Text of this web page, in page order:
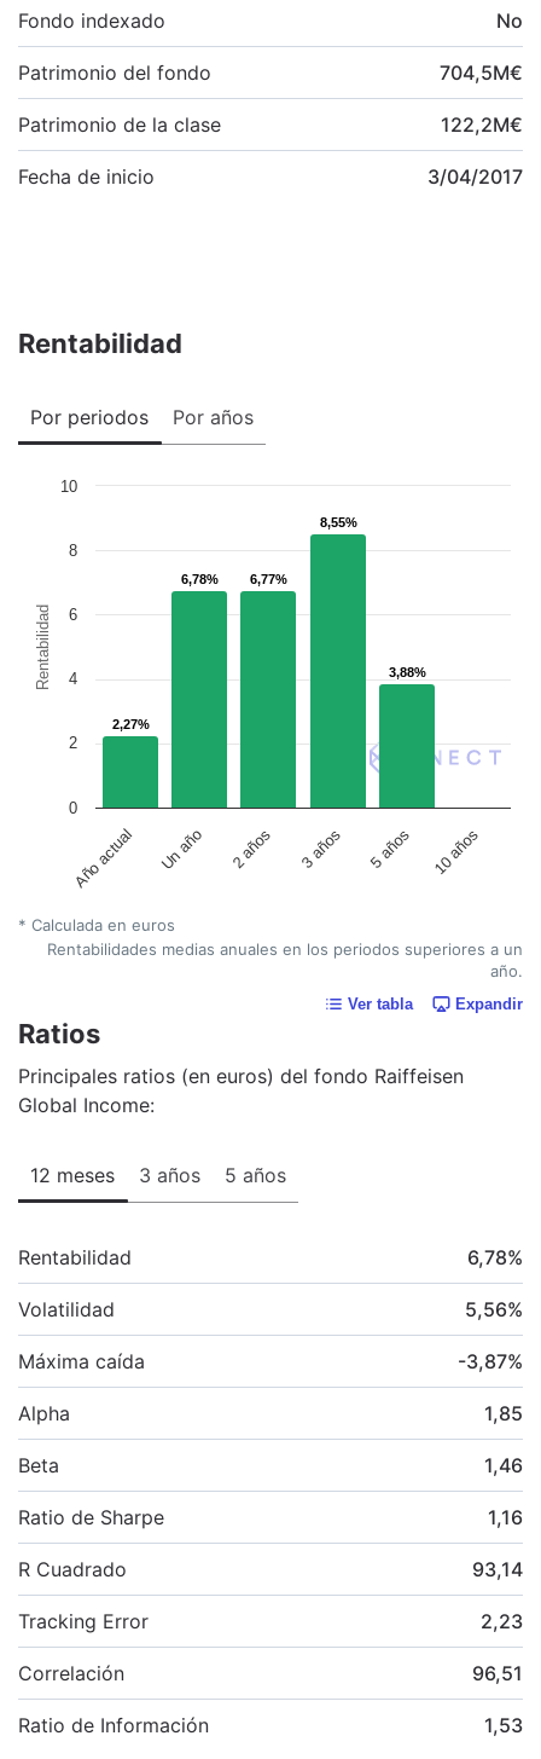
Fondo indexado No
Patrimonio del fondo 704,5M€
Patrimonio de la clase 122,2M€
Fecha de inicio 3/04/2017
Rentabilidad
Por periodos Por años
Rentabilidad
2,27%
2,27%
6,78%
6,78% 6,77%
6,77%
8,55%
8,55%
3,88%
3,88%
Año actual Un año 2 años 3 años 5 años 10 años
0
2
4
6
8
10
* Calculada en euros
Rentabilidades medias anuales en los periodos superiores a un
año.
Ver tabla Expandir
Ratios
Principales ratios (en euros) del fondo Raiffeisen
Global Income:
12 meses 3 años 5 años
Rentabilidad 6,78%
Volatilidad 5,56%
Máxima caída -3,87%
Alpha 1,85
Beta 1,46
Ratio de Sharpe 1,16
R Cuadrado 93,14
Tracking Error 2,23
Correlación 96,51
Ratio de Información 1,53